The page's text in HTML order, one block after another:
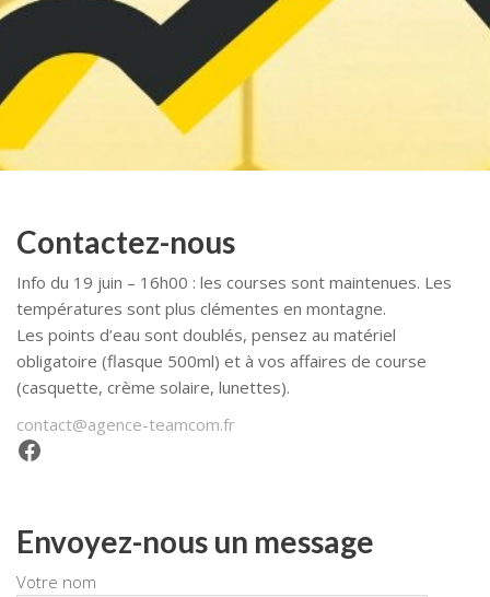
Contactez-nous
Info du 19 juin – 16h00 : les courses sont maintenues. Les
températures sont plus clémentes en montagne.
Les points d’eau sont doublés, pensez au matériel
obligatoire (flasque 500ml) et à vos affaires de course
(casquette, crème solaire, lunettes).
contact@agence-teamcom.fr
Facebook
Envoyez-nous un message
Votre nom